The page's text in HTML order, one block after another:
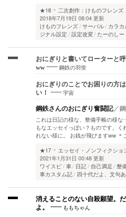
★18
二次創作：けものフレンズ
2018年7月19日 08:04 更新
けものフレンズ サーバル カラカ
ジナル設定
設定改変 たーのしー
おにぎりと書いてローターと
ww
鋼鉄の羽蛍
おにぎりのことでお困りの方
い！
宇宙
鋼鉄さんのおにぎり奮闘記／
これは日記の様な、整備手帳の様
もなエッセイっぽい？ものです。
れない様に。 お銭が飛びますww
★17
エッセイ・ノンフィクショ
2021年1月31日 00:48 更新
ワイスピ 車 日記 自己満足 整
車カスタム記
四十代だよ、文句
消えることのない自殺願望。
よ。
ももちゃん